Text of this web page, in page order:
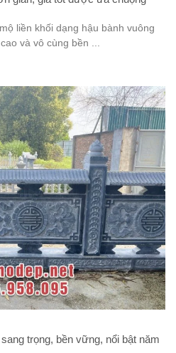
liền khối dạng hậu bành vuông
và vô cùng bền ...
trọng, bền vững, nổi bật năm